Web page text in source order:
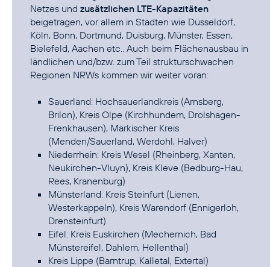
Netzes und zusätzlichen LTE-Kapazitäten
beigetragen, vor allem in Städten wie Düsseldorf,
Köln, Bonn, Dortmund, Duisburg, Münster, Essen,
Bielefeld, Aachen etc.. Auch beim Flächenausbau in
ländlichen und/bzw. zum Teil strukturschwachen
Regionen NRWs kommen wir weiter voran:
Sauerland: Hochsauerlandkreis (Arnsberg,
Brilon), Kreis Olpe (Kirchhundem, Drolshagen-
Frenkhausen), Märkischer Kreis
(Menden/Sauerland, Werdohl, Halver)
Niederrhein: Kreis Wesel (Rheinberg, Xanten,
Neukirchen-Vluyn), Kreis Kleve (Bedburg-Hau,
Rees, Kranenburg)
Münsterland: Kreis Steinfurt (Lienen,
Westerkappeln), Kreis Warendorf (Ennigerloh,
Drensteinfurt)
Eifel: Kreis Euskirchen (Mechernich, Bad
Münstereifel, Dahlem, Hellenthal)
Kreis Lippe (Barntrup, Kalletal, Extertal)